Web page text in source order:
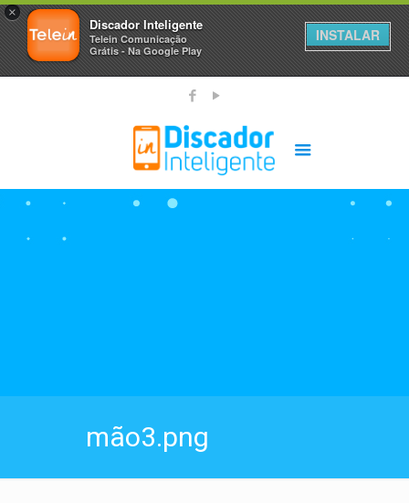
×
Discador Inteligente
Telein Comunicação
Grátis - Na Google Play
INSTALAR
mão3.png